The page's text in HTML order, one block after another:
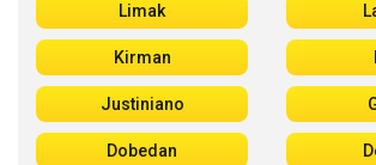
Limak
Kirman
Justiniano
Dobedan